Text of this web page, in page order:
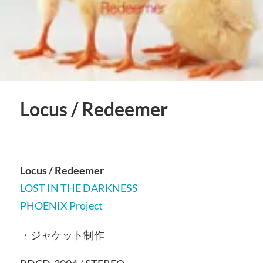
Locus / Redeemer
Locus / Redeemer
LOST IN THE DARKNESS
PHOENIX Project
・ジャケット制作